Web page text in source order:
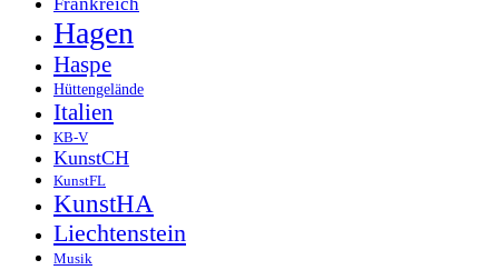
Frankreich
Hagen
Haspe
Hüttengelände
Italien
KB-V
KunstCH
KunstFL
KunstHA
Liechtenstein
Musik